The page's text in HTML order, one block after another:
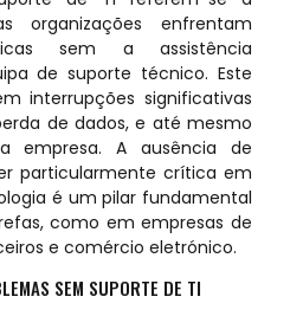
organizações enfrentam
sem a assistência
de suporte técnico. Este
interrupções significativas
de dados, e até mesmo
empresa. A ausência de
particularmente crítica em
é um pilar fundamental
como em empresas de
e comércio eletrónico.
SEM SUPORTE DE TI